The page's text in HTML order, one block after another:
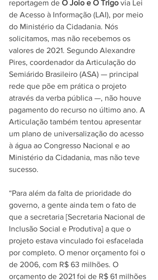
reportagem de O Joio e O Trigo via Lei
de Acesso à Informação (LAI), por meio
do Ministério da Cidadania. Nós
solicitamos, mas não recebemos os
valores de 2021. Segundo Alexandre
Pires, coordenador da Articulação do
Semiárido Brasileiro (ASA) — principal
rede que põe em prática o projeto
através da verba pública —, não houve
pagamento do recurso no último ano. A
Articulação também tentou apresentar
um plano de universalização do acesso
à água ao Congresso Nacional e ao
Ministério da Cidadania, mas não teve
sucesso.
“Para além da falta de prioridade do
governo, a gente ainda tem o fato de
que a secretaria [Secretaria Nacional de
Inclusão Social e Produtiva] a que o
projeto estava vinculado foi esfacelada
por completo. O menor orçamento foi o
de 2006, com R$ 63 milhões. O
orçamento de 2021 foi de R$ 61 milhões